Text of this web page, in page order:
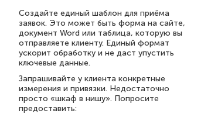
Создайте единый шаблон для приёма
заявок. Это может быть форма на сайте,
документ Word или таблица, которую вы
отправляете клиенту. Единый формат
ускорит обработку и не даст упустить
ключевые данные.
Запрашивайте у клиента конкретные
измерения и привязки. Недостаточно
просто «шкаф в нишу». Попросите
предоставить: